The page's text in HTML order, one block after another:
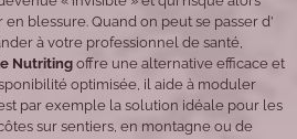
blessure. Quand on peut se passer d’
à votre professionnel de santé,
Nutritingoffre une alternative efficace et
optimisée, il aide à moduler
par exemple la solution idéale pour les
sur sentiers, en montagne ou de